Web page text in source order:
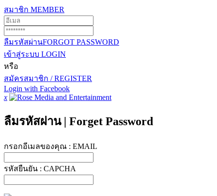
สมาชิก MEMBER
ลืมรหัสผ่านFORGOT PASSWORD
เข้าสู่ระบบ LOGIN
หรือ
สมัครสมาชิก / REGISTER
Login with Facebook
x
ลืมรหัสผ่าน | Forget Password
กรอกอีเมลของคุณ : EMAIL
รหัสยืนยัน : CAPCHA